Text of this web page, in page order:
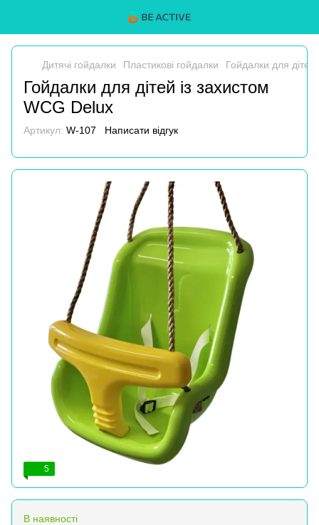
Дитячі гойдалки Пластикові гойдалки Гойдалки для
Гойдалки для дітей із захистом
WCG Delux
Артикул: W-107 Написати відгук
5
В наявності